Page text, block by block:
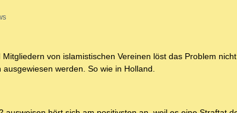
von islamistischen Vereinen löst das Problem
werden. So wie in Holland.